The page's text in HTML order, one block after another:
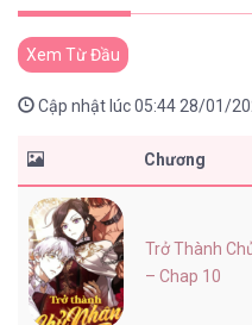
Xem Từ Đầu
Cập nhật lúc 05:44 28/01/
Chương
Trở Thành
– Chap 10